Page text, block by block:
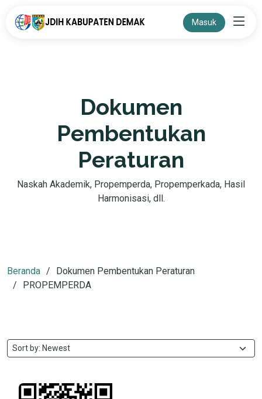
Masuk
Dokumen
Pembentukan
Peraturan
Naskah Akademik, Propemperda, Propemperkada, Hasil
Harmonisasi, dll.
Beranda
Dokumen Pembentukan Peraturan
PROPEMPERDA